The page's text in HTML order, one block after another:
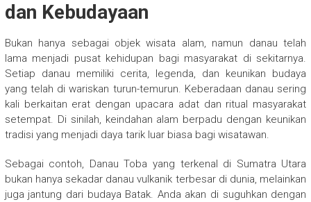
dan Kebudayaan
Bukan hanya sebagai objek wisata alam, namun danau telah
lama menjadi pusat kehidupan bagi masyarakat di sekitarnya.
Setiap danau memiliki cerita, legenda, dan keunikan budaya
yang telah di wariskan turun-temurun. Keberadaan danau sering
kali berkaitan erat dengan upacara adat dan ritual masyarakat
setempat. Di sinilah, keindahan alam berpadu dengan keunikan
tradisi yang menjadi daya tarik luar biasa bagi wisatawan.
Sebagai contoh, Danau Toba yang terkenal di Sumatra Utara
bukan hanya sekadar danau vulkanik terbesar di dunia, melainkan
juga jantung dari budaya Batak. Anda akan di suguhkan dengan